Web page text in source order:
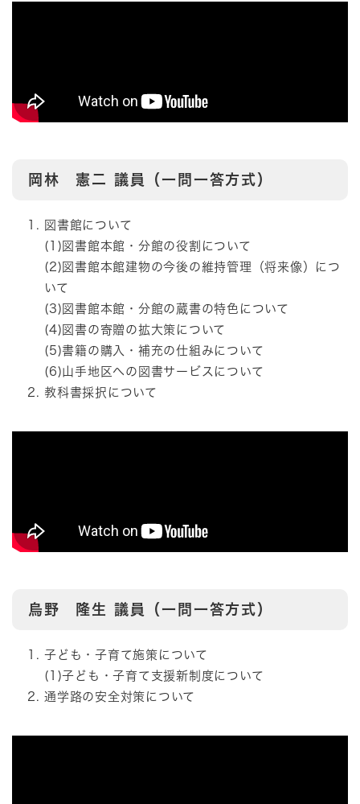
岡林 憲二 議員（一問一答方式）
図書館について
(1)図書館本館・分館の役割について
(2)図書館本館建物の今後の維持管理（将来像）につ
いて
(3)図書館本館・分館の蔵書の特色について
(4)図書の寄贈の拡大策について
(5)書籍の購入・補充の仕組みについて
(6)山手地区への図書サービスについて
教科書採択について
烏野 隆生 議員（一問一答方式）
子ども・子育て施策について
(1)子ども・子育て支援新制度について
通学路の安全対策について